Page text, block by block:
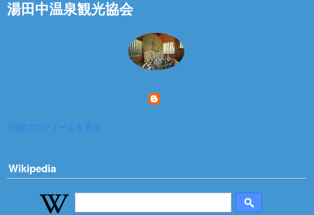
湯田中温泉観光協会
詳細プロフィールを表示
Wikipedia